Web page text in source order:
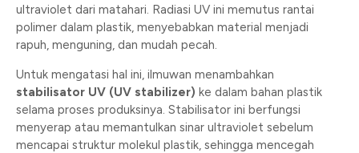
ultraviolet dari matahari. Radiasi UV ini memutus rantai
polimer dalam plastik, menyebabkan material menjadi
rapuh, menguning, dan mudah pecah.
Untuk mengatasi hal ini, ilmuwan menambahkan
stabilisator UV (UV stabilizer) ke dalam bahan plastik
selama proses produksinya. Stabilisator ini berfungsi
menyerap atau memantulkan sinar ultraviolet sebelum
mencapai struktur molekul plastik, sehingga mencegah